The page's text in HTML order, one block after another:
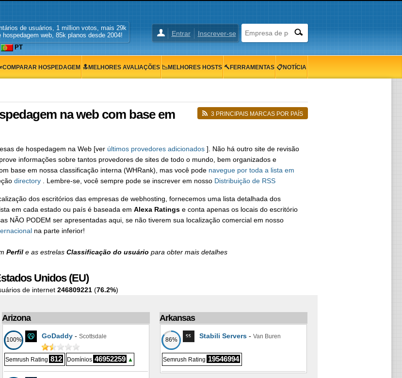
Entrar Inscrever-se
de usuários, 1 million votos, mais 29k
hospedagem web, 85k planos desde 2004!
PT
HOSPEDAGEM 🔝MELHORES AVALIAÇÕES 📉MELHORES HOSTS 🔨FERRAMENTAS 📋NOTÍCIA
3 PRINCIPAIS MARCAS POR PAÍS
na web com base em
de hospedagem na Web [ver últimos provedores adicionados]. Não há outro site de revisão
informações sobre tantos provedores de sites de todo o mundo, bem organizados e
base em nossa classificação interna (WHRank), mas você pode navegue por toda a lista em
directory. Lembre-se, você sempre pode se inscrever em nosso Distribuição de RSS
dos escritórios das empresas de webhosting, fornecemos uma lista detalhada dos
em cada estado ou país é baseada em Alexa Ratingse conta apenas os locais do escritório
NÃO PODEM ser apresentadas aqui, se não tiverem sua localização comercial em nosso
na parte inferior!
Perfile as estrelas Classificação do usuário para obter mais detalhes
Unidos (EU)
de internet 246809221(76.2%)
Arizona
100% GoDaddy -Scottsdale
Semrush Rating 812 Domínios 46952259 ▲
Arkansas
86% Stabili Servers -Van Buren
Semrush Rating 19546994